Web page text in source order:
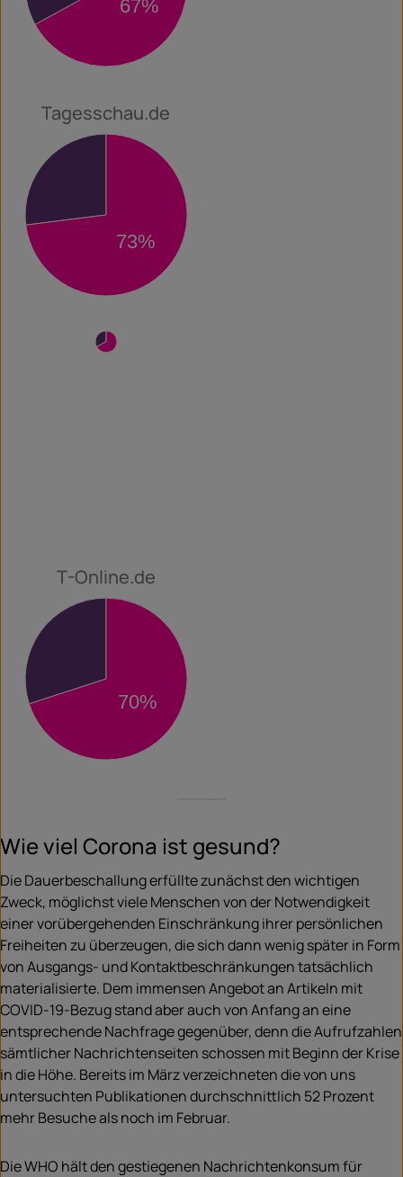
67%
Tagesschau.de
73%
T-Online.de
70%
Wie viel Corona ist gesund?
Die Dauerbeschallung erfüllte zunächst den wichtigen
Zweck, möglichst viele Menschen von der Notwendigkeit
einer vorübergehenden Einschränkung ihrer persönlichen
Freiheiten zu überzeugen, die sich dann wenig später in Form
von Ausgangs- und Kontaktbeschränkungen tatsächlich
materialisierte. Dem immensen Angebot an Artikeln mit
COVID-19-Bezug stand aber auch von Anfang an eine
entsprechende Nachfrage gegenüber, denn die Aufrufzahlen
sämtlicher Nachrichtenseiten schossen mit Beginn der Krise
in die Höhe. Bereits im März verzeichneten die von uns
untersuchten Publikationen durchschnittlich 52 Prozent
mehr Besuche als noch im Februar.
Die WHO hält den gestiegenen Nachrichtenkonsum für